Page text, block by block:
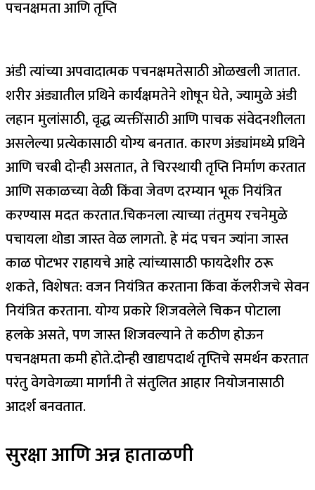
पचनक्षमता आणि तृप्ति
अंडी त्यांच्या अपवादात्मक पचनक्षमतेसाठी ओळखली जातात.
शरीर अंड्यातील प्रथिने कार्यक्षमतेने शोषून घेते, ज्यामुळे अंडी
लहान मुलांसाठी, वृद्ध व्यक्तींसाठी आणि पाचक संवेदनशीलता
असलेल्या प्रत्येकासाठी योग्य बनतात. कारण अंड्यांमध्ये प्रथिने
आणि चरबी दोन्ही असतात, ते चिरस्थायी तृप्ति निर्माण करतात
आणि सकाळच्या वेळी किंवा जेवण दरम्यान भूक नियंत्रित
करण्यास मदत करतात.चिकनला त्याच्या तंतुमय रचनेमुळे
पचायला थोडा जास्त वेळ लागतो. हे मंद पचन ज्यांना जास्त
काळ पोटभर राहायचे आहे त्यांच्यासाठी फायदेशीर ठरू
शकते, विशेषत: वजन नियंत्रित करताना किंवा कॅलरीजचे सेवन
नियंत्रित करताना.योग्य प्रकारे शिजवलेले चिकन पोटाला
हलके असते, पण जास्त शिजवल्याने ते कठीण होऊन
पचनक्षमता कमी होते.दोन्ही खाद्यपदार्थ तृप्तिचे समर्थन करतात
परंतु वेगवेगळ्या मार्गांनी ते संतुलित आहार नियोजनासाठी
आदर्श बनवतात.
सुरक्षा आणि अन्न हाताळणी